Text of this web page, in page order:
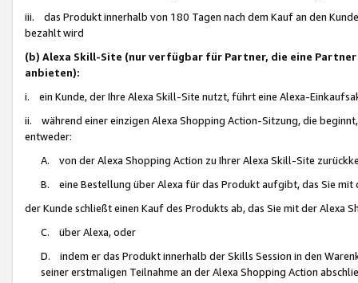
iii. das Produkt innerhalb von 180 Tagen nach dem Kauf an den
bezahlt wird
(b) Alexa Skill-Site (nur verfügbar für Partner, die eine
anbieten):
i. ein Kunde, der Ihre Alexa Skill-Site nutzt, führt eine Alexa-
ii. während einer einzigen Alexa Shopping Action-Sitzung, die
entweder:
A. von der Alexa Shopping Action zu Ihrer Alexa Skill-Site
B. eine Bestellung über Alexa für das Produkt aufgibt, das Sie mit
der Kunde schließt einen Kauf des Produkts ab, das Sie mit der Alexa
C. über Alexa, oder
D. indem er das Produkt innerhalb der Skills Session in den
seiner erstmaligen Teilnahme an der Alexa Shopping Action